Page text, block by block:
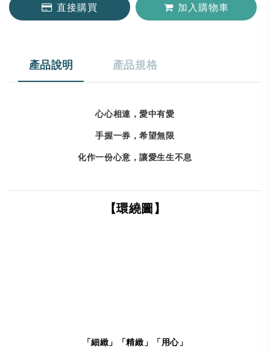
直接購買 加入購物車
產品說明 產品規格
心心相連，愛中有愛
手握一券，希望無限
化作一份心意，讓愛生生不息
【環繞圖】
「細緻」「精緻」「用心」